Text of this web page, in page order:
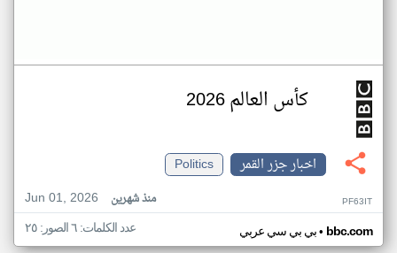
كأس العالم 2026
اخبار جزر القمر
Politics
Jun 01, 2026
منذ شهرين PF63IT
بي بي سي عربي• bbc.com عدد الكلمات: ٦ الصور: ٢٥